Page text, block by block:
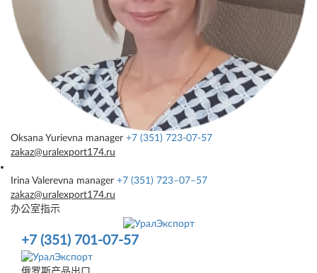
Oksana Yurievna manager +7 (351) 723-07-57
zakaz@uralexport174.ru
Irina Valerevna manager +7 (351) 723–07–57
zakaz@uralexport174.ru
办公室指示
+7 (351) 701-07-57